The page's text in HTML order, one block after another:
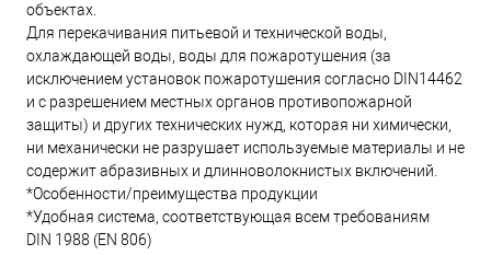
объектах.
Для перекачивания питьевой и технической воды,
охлаждающей воды, воды для пожаротушения (за
исключением установок пожаротушения согласно DIN14462
и с разрешением местных органов противопожарной
защиты) и других технических нужд, которая ни химически,
ни механически не разрушает используемые материалы и не
содержит абразивных и длинноволокнистых включений.
*Особенности/преимущества продукции
*Удобная система, соответствующая всем требованиям
DIN 1988 (EN 806)